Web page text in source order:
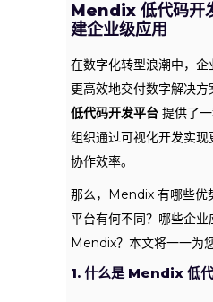
Mendix 低代码开
建企业级应用
在数字化转型浪潮中，企
更高效地交付数字解决方
低代码开发平台 提供了
组织通过可视化开发实
协作效率。
那么，Mendix 有哪些优
平台有何不同？哪些企业
Mendix？本文将一一为您
1. 什么是 Mendix 低代